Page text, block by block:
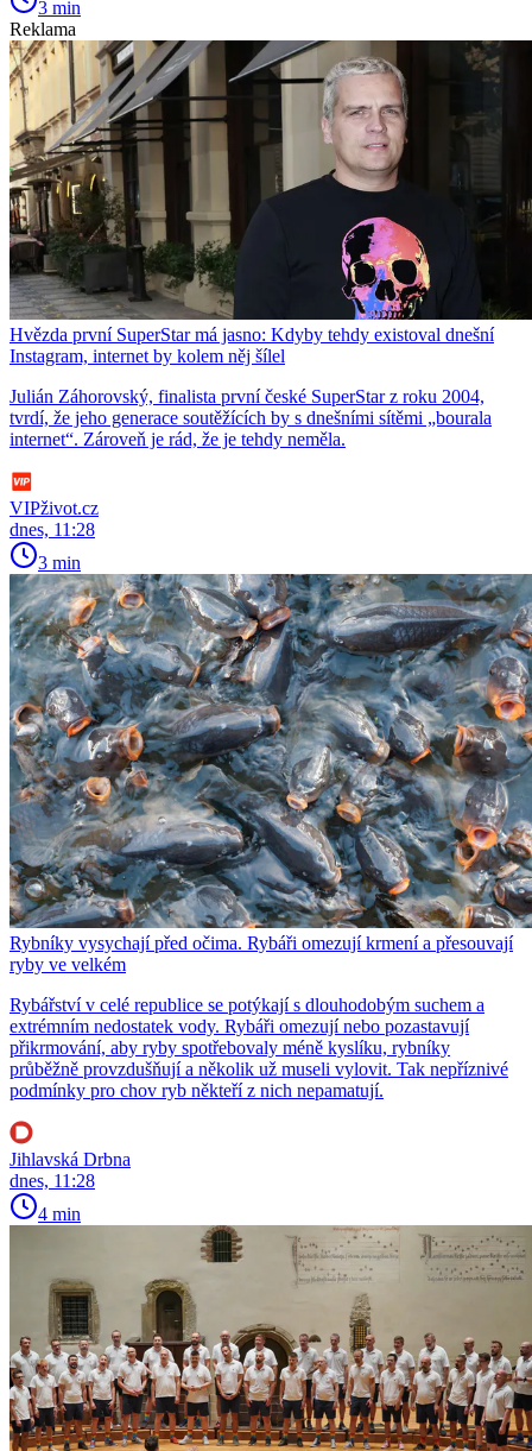
3 min
Reklama
Hvězda první SuperStar má jasno: Kdyby tehdy existoval dnešní
Instagram, internet by kolem něj šílel
Julián Záhorovský, finalista první české SuperStar z roku 2004,
tvrdí, že jeho generace soutěžících by s dnešními sítěmi „bourala
internet“. Zároveň je rád, že je tehdy neměla.
VIPživot.cz
dnes, 11:28
3 min
Rybníky vysychají před očima. Rybáři omezují krmení a přesouvají
ryby ve velkém
Rybářství v celé republice se potýkají s dlouhodobým suchem a
extrémním nedostatek vody. Rybáři omezují nebo pozastavují
přikrmování, aby ryby spotřebovaly méně kyslíku, rybníky
průběžně provzdušňují a několik už museli vylovit. Tak nepříznivé
podmínky pro chov ryb někteří z nich nepamatují.
Jihlavská Drbna
dnes, 11:28
4 min